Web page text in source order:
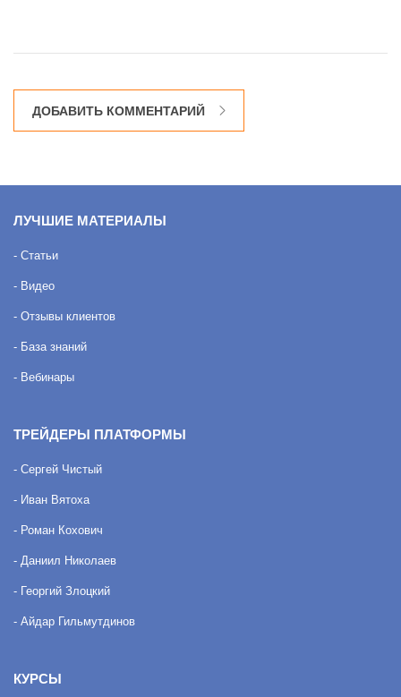
ДОБАВИТЬ КОММЕНТАРИЙ
ЛУЧШИЕ МАТЕРИАЛЫ
- Статьи
- Видео
- Отзывы клиентов
- База знаний
- Вебинары
ТРЕЙДЕРЫ ПЛАТФОРМЫ
- Сергей Чистый
- Иван Вятоха
- Роман Кохович
- Даниил Николаев
- Георгий Злоцкий
- Айдар Гильмутдинов
КУРСЫ